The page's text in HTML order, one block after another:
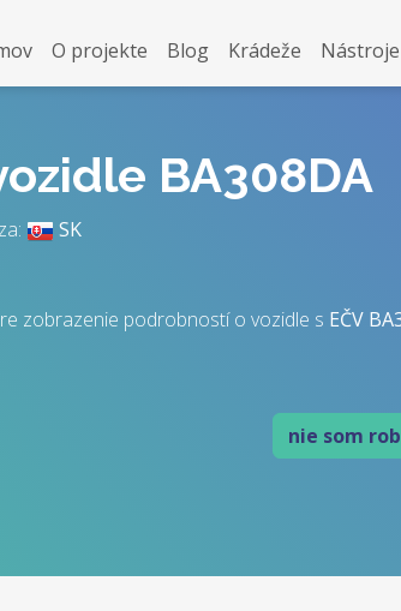
O projekte Blog Krádeže Nástroje
BA308DA
SK
zobrazenie podrobností o vozidle s EČV
nie som